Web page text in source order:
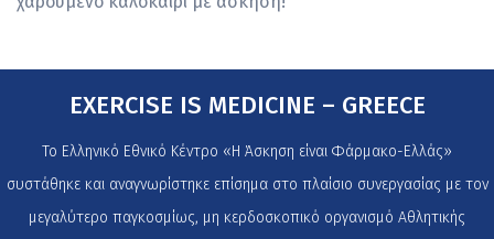
EXERCISE IS MEDICINE – GREECE
Το Ελληνικό Εθνικό Κέντρο «Η Άσκηση είναι Φάρμακο-Ελλάς»
συστάθηκε και αναγνωρίστηκε επίσημα στο πλαίσιο συνεργασίας με τον
μεγαλύτερο παγκοσμίως, μη κερδοσκοπικό οργανισμό Αθλητικής